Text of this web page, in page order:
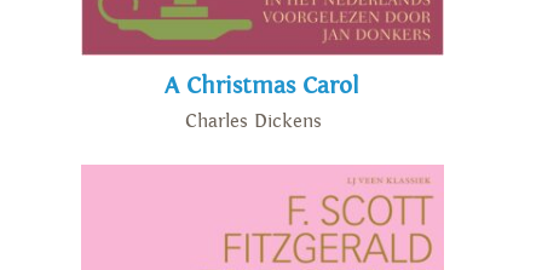
A Christmas Carol
Charles Dickens